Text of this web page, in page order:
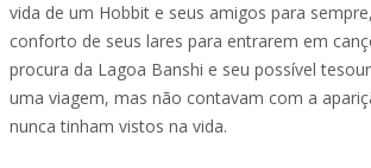
vida de um Hobbit e seus amigos para
conforto de seus lares para entrarem em
procura da Lagoa Banshi e seu possível
uma viagem, mas não contavam com a
nunca tinham vistos na vida.